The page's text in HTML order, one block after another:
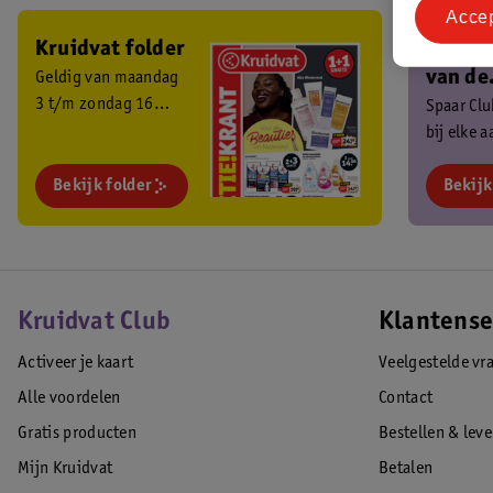
Kruidvat folder
Geldig van maandag
3 t/m zondag 16
Bekijk folder
Ben
van de
Club?
Spaar
bij elke
Kruidvat Club
Activeer je kaart
Alle voordelen
Gratis producten
Mijn Kruidvat
Veelgestelde
Contact
Bestellen &
Betalen